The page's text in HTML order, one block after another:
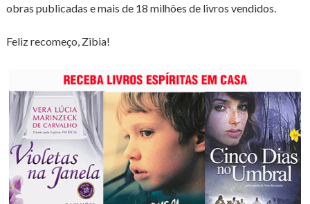
obras publicadas e mais de 18 milhões de livros vendidos.
Feliz recomeço, Zibia!